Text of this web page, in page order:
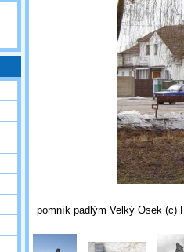
pomník padlým Velký Osek (c)